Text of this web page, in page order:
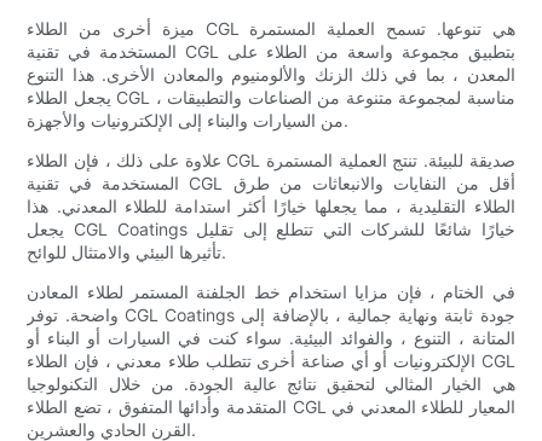
ميزة أخرى من الطلاء CGL هي تنوعها. تسمح العملية المستمرة
المستخدمة في تقنية CGL بتطبيق مجموعة واسعة من الطلاء على
المعدن ، بما في ذلك الزنك والألومنيوم والمعادن الأخرى. هذا التنوع
يجعل الطلاء CGL مناسبة لمجموعة متنوعة من الصناعات والتطبيقات ،
من السيارات والبناء إلى الإلكترونيات والأجهزة.
علاوة على ذلك ، فإن الطلاء CGL صديقة للبيئة. تنتج العملية المستمرة
المستخدمة في تقنية CGL أقل من النفايات والانبعاثات من طرق
الطلاء التقليدية ، مما يجعلها خيارًا أكثر استدامة للطلاء المعدني. هذا
يجعل CGL Coatings خيارًا شائعًا للشركات التي تتطلع إلى تقليل
تأثيرها البيئي والامتثال للوائح.
في الختام ، فإن مزايا استخدام خط الجلفنة المستمر لطلاء المعادن
واضحة. توفر CGL Coatings جودة ثابتة ونهاية جمالية ، بالإضافة إلى
المتانة ، التنوع ، والفوائد البيئية. سواء كنت في السيارات أو البناء أو
الإلكترونيات أو أي صناعة أخرى تتطلب طلاء معدني ، فإن الطلاء CGL
هي الخيار المثالي لتحقيق نتائج عالية الجودة. من خلال التكنولوجيا
المتقدمة وأدائها المتفوق ، تضع الطلاء CGL المعيار للطلاء المعدني في
القرن الحادي والعشرين.